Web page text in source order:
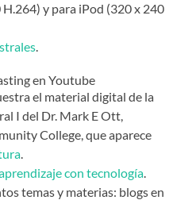
y para iPod (320 x 240
el material digital de la
I del Dr. Mark E Ott,
College, que aparece
con tecnología
temas y materias: blogs en